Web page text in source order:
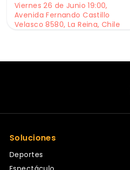
Viernes 26 de Junio 19:00,
Avenida Fernando Castillo
Velasco 8580, La Reina, Chile
Soluciones
Deportes